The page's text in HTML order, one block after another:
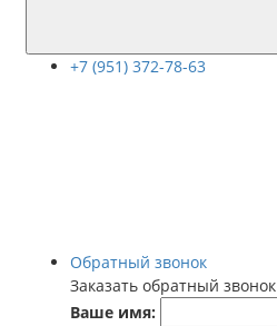
+7 (951) 372-78-63
Обратный звонок
Заказать обратный звонок
Ваше имя: